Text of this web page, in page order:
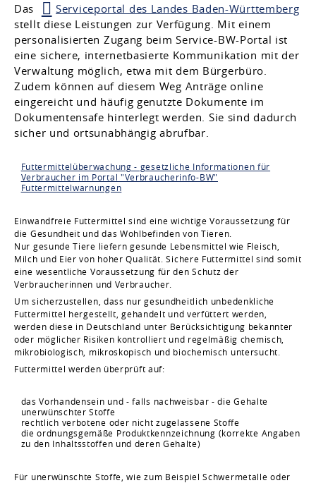
Das
Serviceportal des Landes Baden-Württemberg
stellt diese Leistungen zur Verfügung. Mit einem
personalisierten Zugang beim Service-BW-Portal ist
eine sichere, internetbasierte Kommunikation mit der
Verwaltung möglich, etwa mit dem Bürgerbüro.
Zudem können auf diesem Weg Anträge online
eingereicht und häufig genutzte Dokumente im
Dokumentensafe hinterlegt werden. Sie sind dadurch
sicher und ortsunabhängig abrufbar.
Futtermittelüberwachung - gesetzliche Informationen für
Verbraucher im Portal "Verbraucherinfo-BW"
Futtermittelwarnungen
Einwandfreie Futtermittel sind eine wichtige Voraussetzung für
die Gesundheit und das Wohlbefinden von Tieren.
Nur gesunde Tiere liefern gesunde Lebensmittel wie Fleisch,
Milch und Eier von hoher Qualität. Sichere Futtermittel sind somit
eine wesentliche Voraussetzung für den Schutz der
Verbraucherinnen und Verbraucher.
Um sicherzustellen, dass nur gesundheitlich unbedenkliche
Futtermittel hergestellt, gehandelt und verfüttert werden,
werden diese in Deutschland unter Berücksichtigung bekannter
oder möglicher Risiken kontrolliert und regelmäßig chemisch,
mikrobiologisch, mikroskopisch und biochemisch untersucht.
Futtermittel werden überprüft auf:
das Vorhandensein und - falls nachweisbar - die Gehalte
unerwünschter Stoffe
rechtlich verbotene oder nicht zugelassene Stoffe
die ordnungsgemäße Produktkennzeichnung (korrekte Angaben
zu den Inhaltsstoffen und deren Gehalte)
Für unerwünschte Stoffe, wie zum Beispiel Schwermetalle oder